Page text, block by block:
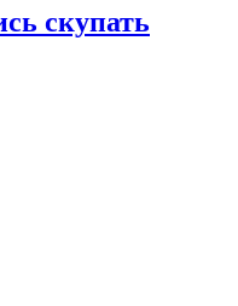
скупать